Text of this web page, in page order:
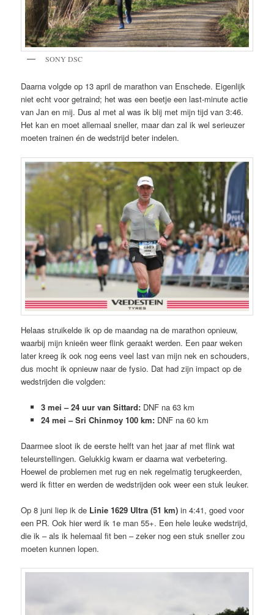
SONY DSC
Daarna volgde op 13 april de marathon van Enschede. Eigenlijk
niet echt voor getraind; het was een beetje een last-minute actie
van Jan en mij. Dus al met al was ik blij met mijn tijd van 3:46.
Het kan en moet allemaal sneller, maar dan zal ik wel serieuzer
moeten trainen én de wedstrijd beter indelen.
Helaas struikelde ik op de maandag na de marathon opnieuw,
waarbij mijn knieën weer flink geraakt werden. Een paar weken
later kreeg ik ook nog eens veel last van mijn nek en schouders,
dus mocht ik opnieuw naar de fysio. Dat had zijn impact op de
wedstrijden die volgden:
3 mei – 24 uur van Sittard:DNF na 63 km
24 mei – Sri Chinmoy 100 km:DNF na 60 km
Daarmee sloot ik de eerste helft van het jaar af met flink wat
teleurstellingen. Gelukkig kwam er daarna wat verbetering.
Hoewel de problemen met rug en nek regelmatig terugkeerden,
werd ik fitter en werden de wedstrijden ook weer een stuk leuker.
Op 8 juni liep ik de Linie 1629 Ultra (51 km) in 4:41, goed voor
een PR. Ook hier werd ik 1e man 55+. Een hele leuke wedstrijd,
die ik – als ik helemaal fit ben – zeker nog een stuk sneller zou
moeten kunnen lopen.